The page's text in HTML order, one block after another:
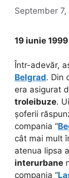
September 7,
19 iunie 1999
Într-adevăr,
Belgrad. Din
era asigurat
troleibuze.
șoferii
compania “
cât mai mult
atenua lipsa
interurbane
compania “